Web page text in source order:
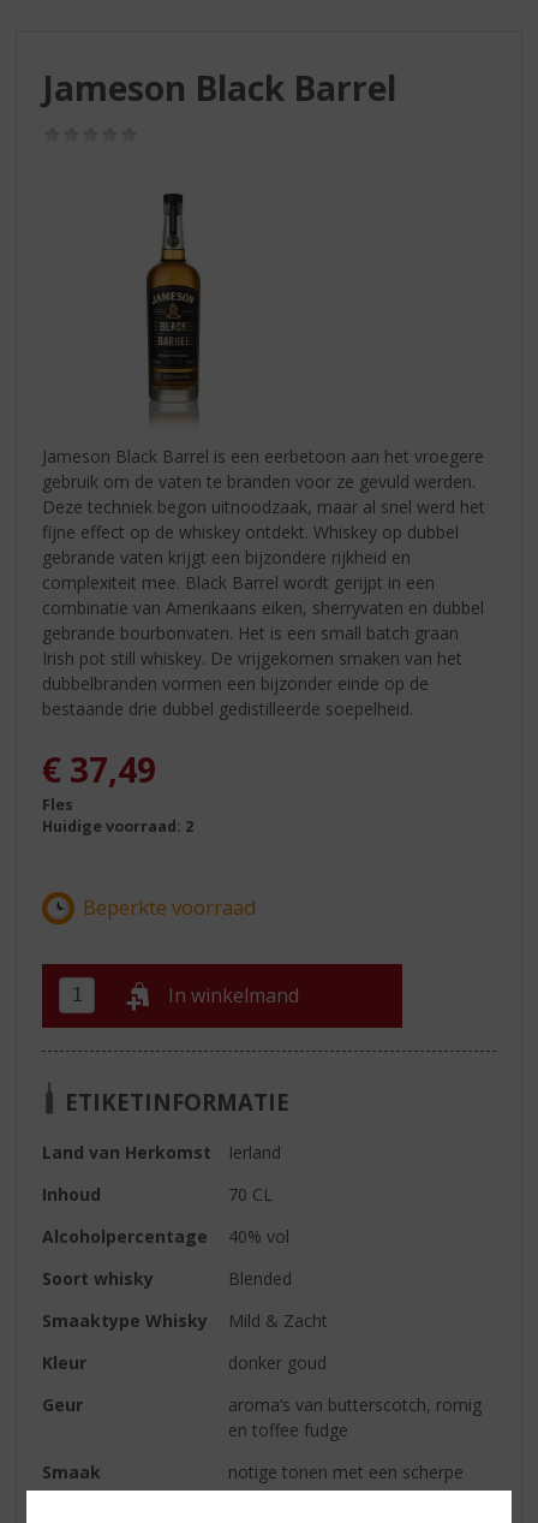
Jameson Black Barrel
Jameson Black Barrel is een eerbetoon aan het vroegere
gebruik om de vaten te branden voor ze gevuld werden.
Deze techniek begon uitnoodzaak, maar al snel werd het
fijne effect op de whiskey ontdekt. Whiskey op dubbel
gebrande vaten krijgt een bijzondere rijkheid en
complexiteit mee. Black Barrel wordt gerijpt in een
combinatie van Amerikaans eiken, sherryvaten en dubbel
gebrande bourbonvaten. Het is een small batch graan
Irish pot still whiskey. De vrijgekomen smaken van het
dubbelbranden vormen een bijzonder einde op de
bestaande drie dubbel gedistilleerde soepelheid.
€ 37,49
Fles
Huidige voorraad: 2
In winkelmand
ETIKETINFORMATIE
Land van Herkomst
Ierland
Inhoud
70 CL
Alcoholpercentage
40% vol
Soort whisky
Blended
Smaaktype Whisky
Mild & Zacht
Kleur
donker goud
Geur
aroma’s van butterscotch, romig
en toffee fudge
Smaak
notige tonen met een scherpe
vanille zoetheid